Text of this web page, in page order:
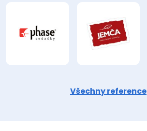
Všechny reference